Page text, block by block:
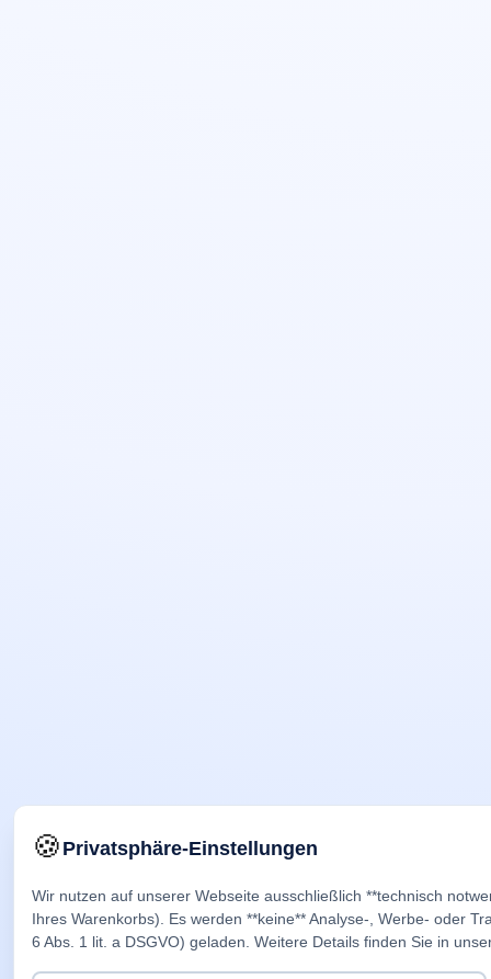
🍪Privatsphäre-Einstellungen
Wir nutzen auf unserer Webseite ausschließlich **technisch
Ihres Warenkorbs). Es werden **keine** Analyse-, Werbe- oder
6 Abs. 1 lit. a DSGVO) geladen. Weitere Details finden Sie in